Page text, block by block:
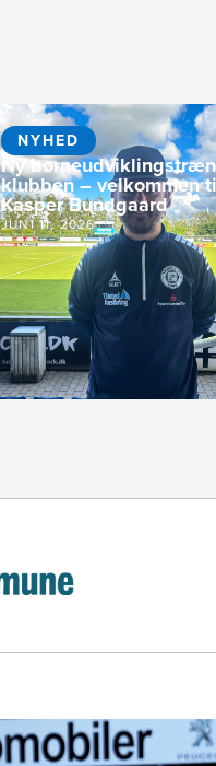
NYHED
Ny
klubben – velkommen
Kasper Bundgaard
JUNI 11, 2026